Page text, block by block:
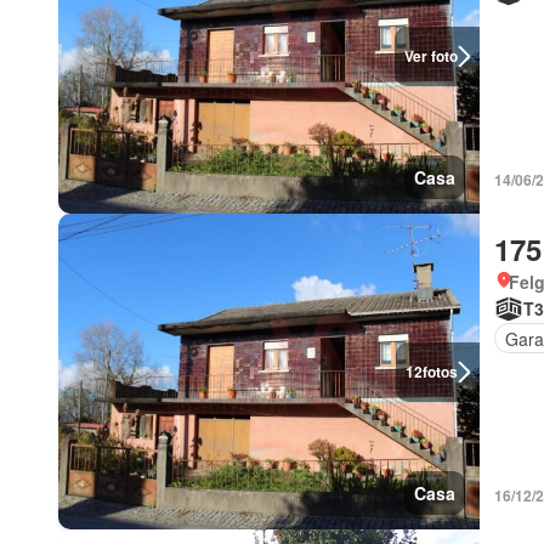
Ver foto
Casa 14/06/
12fotos
Casa
T3
16/12/